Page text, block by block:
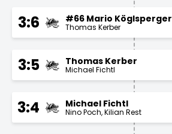
3:6 #66 Mario Köglsperger
Thomas Kerber
3:5 Thomas Kerber
Michael Fichtl
3:4 Michael Fichtl
Nino Poch Kilian Rest